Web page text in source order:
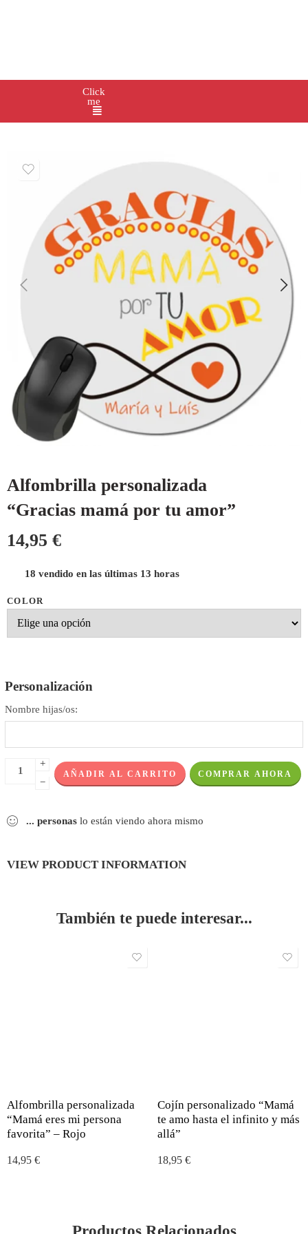
Click
me
Alfombrilla personalizada
“Gracias mamá por tu amor”
14,95 €
18 vendido en las últimas 13 horas
COLOR
Personalización
Nombre hijas/os:
+
−
AÑADIR AL CARRITO COMPRAR AHORA
... personas lo están viendo ahora mismo
VIEW PRODUCT INFORMATION
También te puede interesar...
Alfombrilla personalizada
“Mamá eres mi persona
favorita” – Rojo
14,95 €
Cojín personalizado “Mamá
te amo hasta el infinito y más
allá”
18,95 €